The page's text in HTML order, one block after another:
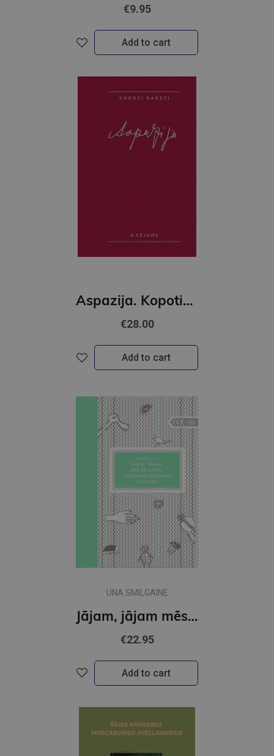
€9.95
Add to cart
Aspazija. Kopotie raksti 4. sējums
€28.00
Add to cart
UNA SMILGAINE
Jājam, jājam mēs ar zirgu. Ucināmās dziesmas un panti
€22.95
Add to cart